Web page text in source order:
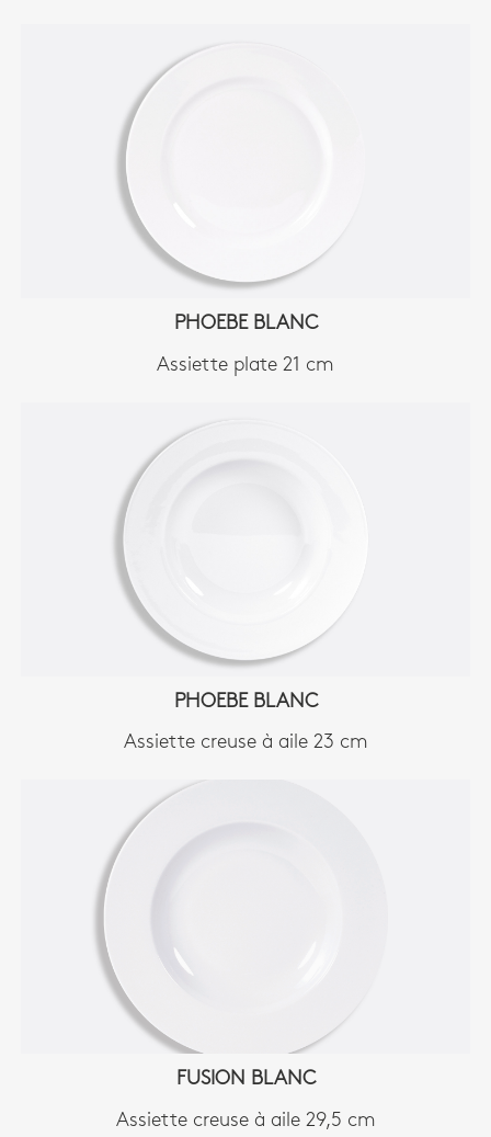
PHOEBE BLANC
Assiette plate 21 cm
PHOEBE BLANC
Assiette creuse à aile 23 cm
FUSION BLANC
Assiette creuse à aile 29,5 cm